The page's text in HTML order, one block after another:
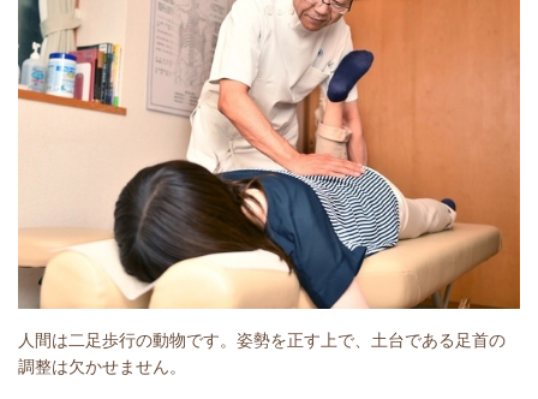
人間は二足歩行の動物です。姿勢を正す上で、土台である足首の
調整は欠かせません。